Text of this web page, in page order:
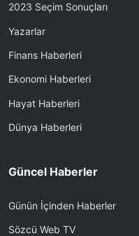
2023 Seçim Sonuçları
Yazarlar
Finans Haberleri
Ekonomi Haberleri
Hayat Haberleri
Dünya Haberleri
Güncel Haberler
Günün İçinden Haberler
Sözcü Web TV